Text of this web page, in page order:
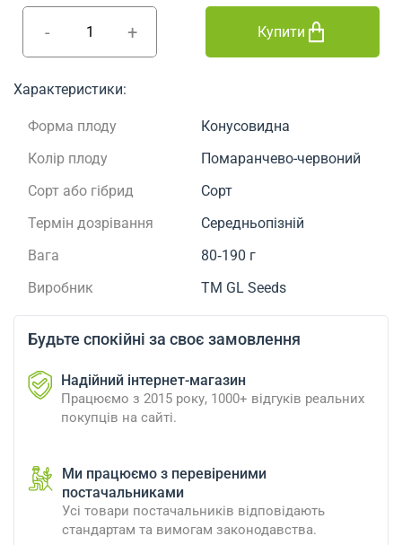
- + Купити
Характеристики:
Форма плоду
Конусовидна
Колір плоду
Помаранчево-червоний
Сорт або гібрид
Сорт
Термін дозрівання
Середньопізній
Вага
80‑190 г
Виробник
ТМ GL Seeds
Будьте спокійні за своє замовлення
Надійний інтернет-магазин
Працюємо з 2015 року, 1000+ відгуків реальних
покупців на сайті.
Ми працюємо з перевіреними
постачальниками
Усі товари постачальників відповідають
стандартам та вимогам законодавства.